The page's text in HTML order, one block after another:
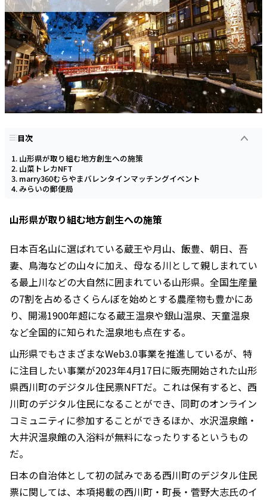
目次
山形県が取り組む地方創生への施策
山菜トレカNFT
marry360むらやまバレンタインマッチングイベント
みらいの郵便局
山形県が取り組む地方創生への施策
日本百名山に選ばれている蔵王や月山、飯豊、朝日、吾
妻、鳥海などの山々に加え、母なる川として親しまれてい
る最上川などの大自然に囲まれている山形県。全国生産量
の7割を占めるさくらんぼを始めとする農産物も豊かにあ
り、開湯1900年超になる蔵王温泉や銀山温泉、天童温泉
など全国的に知られた温泉地も点在する。
山形県でもさまざまなWeb3.0事業を推進しているが、特
に注目したい事業が2023年4月17日に販売開始された山形
県西川町のデジタル住民票NFTだ。これは保有すると、西
川町のデジタル住民になることができ、同町のオンライン
コミュニティに参加することができるほか、水沢温泉館・
大井沢温泉館の入浴料が無料になったりするというもの
だ。
日本の自治体として初の試みである西川町のデジタル住民
票に関しては、本項掲載の西川町・町長・菅野大志氏のイ